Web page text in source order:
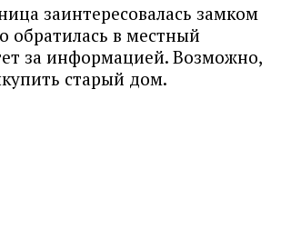
заинтересовалась замком
обратилась в местный
за информацией. Возможно,
старый дом.